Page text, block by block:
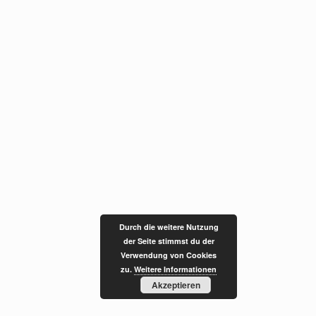
Durch die weitere Nutzung
der Seite stimmst du der
Verwendung von Cookies
zu. Weitere Informationen
Akzeptieren